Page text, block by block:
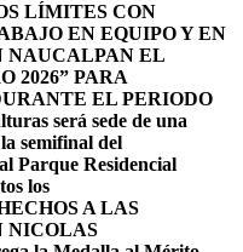
LÍMITES CON
EN EQUIPO Y EN
NAUCALPAN EL
2026” PARA
EL PERIODO
será sede de una
semifinal del
Parque Residencial
los
A LAS
NICOLAS